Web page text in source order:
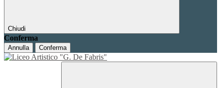
Chiudi
Conferma
Annulla Conferma